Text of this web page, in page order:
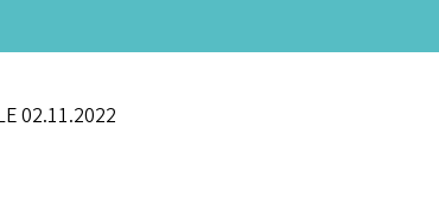
02.11.2022